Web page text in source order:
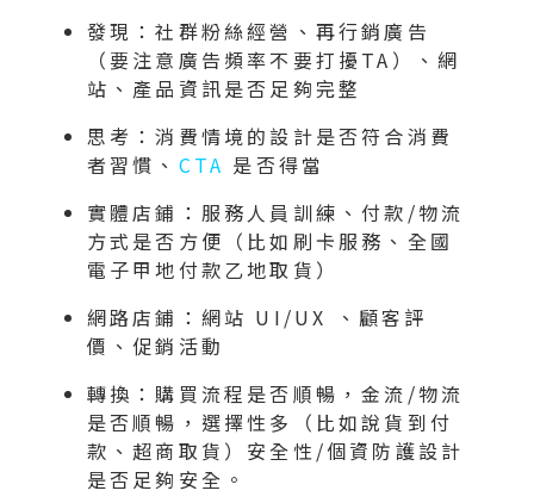
發現：社群粉絲經營、再行銷廣告
（要注意廣告頻率不要打擾TA）、網
站、產品資訊是否足夠完整
思考：消費情境的設計是否符合消費
者習慣、 CTA 是否得當
實體店鋪：服務人員訓練、付款/物流
方式是否方便（比如刷卡服務、全國
電子甲地付款乙地取貨）
網路店鋪：網站 UI/UX 、顧客評
價、促銷活動
轉換：購買流程是否順暢，金流/物流
是否順暢，選擇性多（比如說貨到付
款、超商取貨）安全性/個資防護設計
是否足夠安全。